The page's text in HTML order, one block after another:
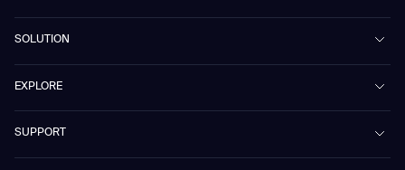
Mira
Marvel
Omnie
Scrubber 75
SOLUTION
Public Transport
Culture & Education
EXPLORE
SUPPORT